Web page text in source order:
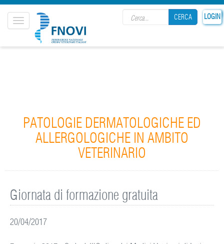
LOGIN
CERCA
Toggle
navigation
PATOLOGIE DERMATOLOGICHE ED
ALLERGOLOGICHE IN AMBITO
VETERINARIO
Giornata di formazione gratuita
20/04/2017